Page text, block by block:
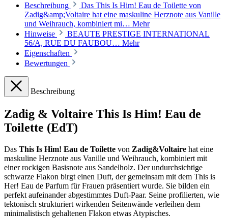
Beschreibung
Das This Is Him! Eau de Toilette von
Zadig&amp;Voltaire hat eine maskuline Herznote aus Vanille
und Weihrauch, kombiniert mi… Mehr
Hinweise
BEAUTE PRESTIGE INTERNATIONAL
56/A, RUE DU FAUBOU… Mehr
Eigenschaften
Bewertungen
Beschreibung
Zadig & Voltaire This Is Him! Eau de
Toilette (EdT)
Das This Is Him! Eau de Toilette von Zadig&Voltaire hat eine
maskuline Herznote aus Vanille und Weihrauch, kombiniert mit
einer rockigen Basisnote aus Sandelholz. Der undurchsichtige
schwarze Flakon birgt einen Duft, der gemeinsam mit dem This is
Her! Eau de Parfum für Frauen präsentiert wurde. Sie bilden ein
perfekt aufeinander abgestimmtes Duft-Paar. Seine profilierten, wie
tektonisch strukturiert wirkenden Seitenwände verleihen dem
minimalistisch gehaltenen Flakon etwas Atypisches.